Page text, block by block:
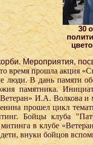
30
Мероприятия,
время прошла акция
люди. В дань памяти
памятника.
И.А. Волкова
прошел цикл
Бойцы клуба
в клубе
внуки бойцов